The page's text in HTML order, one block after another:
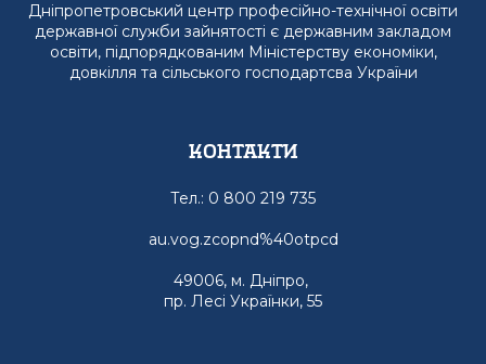
Дніпропетровський центр професійно-технічної освіти
державної служби зайнятості є державним закладом
освіти, підпорядкованим Міністерству економіки,
довкілля та сільського господартсва України
Контакти
Тел.: 0 800 219 735
au.vog.zcopnd%40otpcd
49006, м. Дніпро,
пр. Лесі Українки, 55